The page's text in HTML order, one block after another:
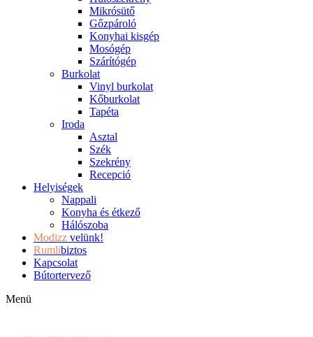
Mikrósütő
Gőzpároló
Konyhai kisgép
Mosógép
Szárítógép
Burkolat
Vinyl burkolat
Kőburkolat
Tapéta
Iroda
Asztal
Szék
Szekrény
Recepció
Helyiségek
Nappali
Konyha és étkező
Hálószoba
Modizz velünk!
Rumlibiztos
Kapcsolat
Bútortervező
Menü